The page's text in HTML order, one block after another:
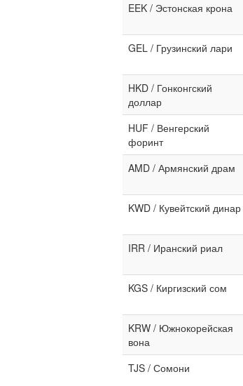
EEK / Эстонская крона
GEL / Грузинский лари
HKD / Гонконгский
доллар
HUF / Венгерский
форинт
AMD / Армянский драм
KWD / Кувейтский динар
IRR / Иранский риал
KGS / Киргизский сом
KRW / Южнокорейская
вона
TJS / Сомони